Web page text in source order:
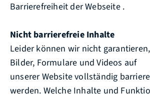
Barrierefreiheit der Webseite .
Nicht barrierefreie Inhalte
Leider können wir nicht
Bilder, Formulare und Videos auf
unserer Website vollständig
werden. Welche Inhalte und